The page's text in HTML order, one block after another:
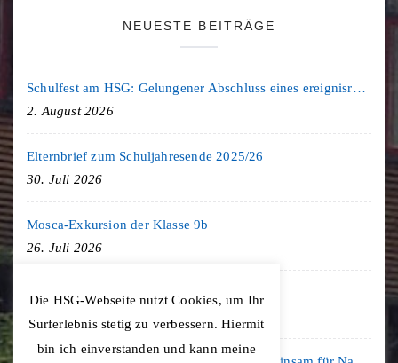
NEUESTE BEITRÄGE
Schulfest am HSG: Gelungener Abschluss eines ereignisreichen Schuljahres
2. August 2026
Elternbrief zum Schuljahresende 2025/26
30. Juli 2026
Mosca-Exkursion der Klasse 9b
26. Juli 2026
Freiburg-Exkursion des Geschichte LK
20. Juli 2026
Die HSG-Webseite nutzt Cookies, um Ihr
Surferlebnis stetig zu verbessern. Hiermit
bin ich einverstanden und kann meine